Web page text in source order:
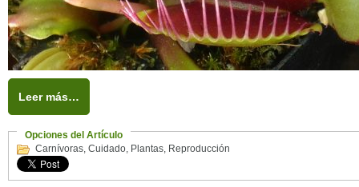
Leer más…
Opciones del Artículo
Carnívoras, Cuidado, Plantas, Reproducción